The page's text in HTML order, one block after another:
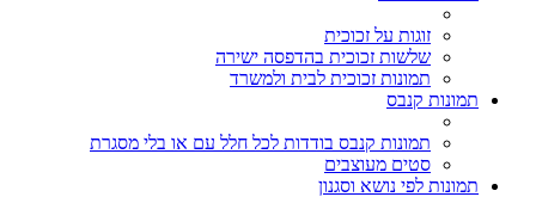
זוגות על זכוכית
שלשות זכוכית בהדפסה ישירה
תמונות זכוכית לבית ולמשרד
תמונות קנבס
תמונות קנבס בודדות לכל חלל עם או בלי מסגרת
סטים מעוצבים
תמונות לפי נושא וסגנון